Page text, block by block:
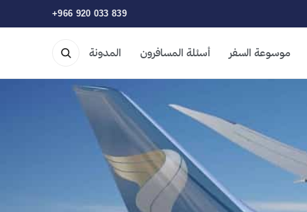
+966 920 033 839
موسوعة السفر أسئلة المسافرون المدونة